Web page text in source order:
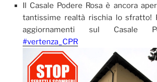
Il Casale Podere Rosa è ancora
tantissime realtà rischia lo sfratto!
aggiornamenti sul Casale
#vertenza_CPR